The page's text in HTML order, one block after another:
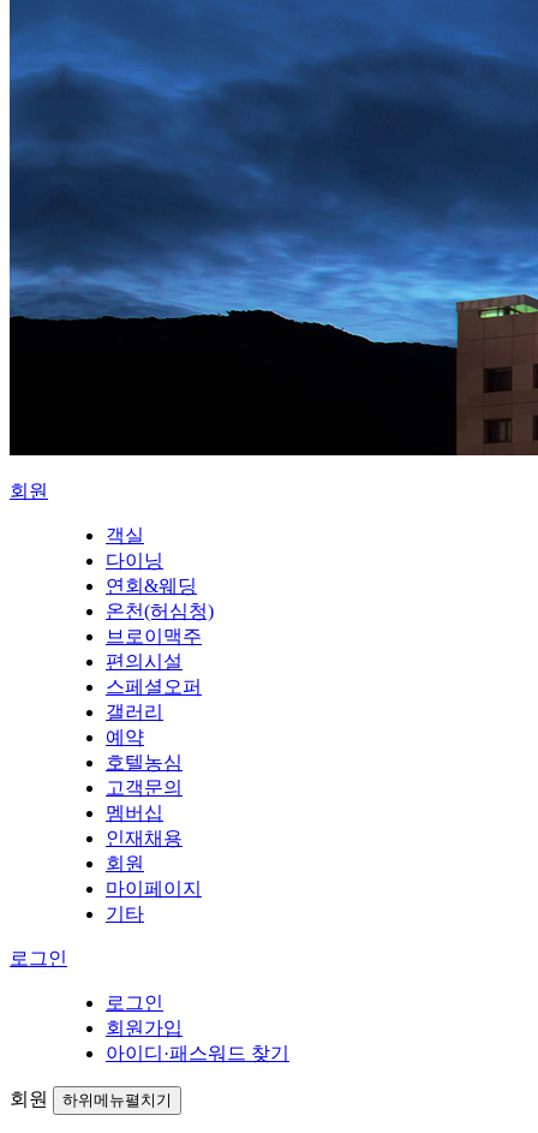
회원
객실
다이닝
연회&웨딩
온천(허심청)
브로이맥주
편의시설
스페셜오퍼
갤러리
예약
호텔농심
고객문의
멤버십
인재채용
회원
마이페이지
기타
로그인
로그인
회원가입
아이디·패스워드 찾기
회원 하위메뉴펼치기